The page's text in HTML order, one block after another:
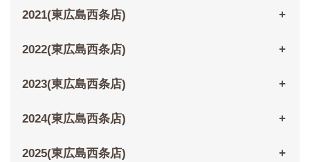
2021(東広島西条店)
2022(東広島西条店)
2023(東広島西条店)
2024(東広島西条店)
2025(東広島西条店)